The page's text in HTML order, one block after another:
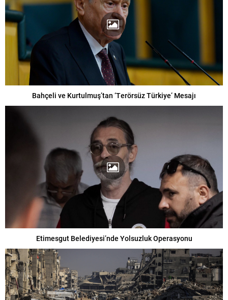
Bahçeli ve Kurtulmuş’tan ‘Terörsüz Türkiye’ Mesajı
Etimesgut Belediyesi’nde Yolsuzluk Operasyonu